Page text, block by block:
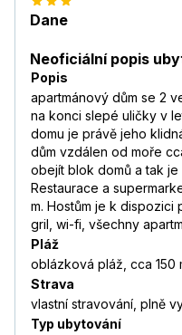
Dane
Neoficiální popis
Popis
apartmánový dům se 2
na konci slepé uličky v
domu je právě jeho
dům vzdálen od moře
obejít blok domů a tak je
Restaurace a
m. Hostům je k dispozici
gril, wi-fi, všechny
Pláž
oblázková pláž, cca 150
Strava
vlastní stravování, plně
Typ ubytování